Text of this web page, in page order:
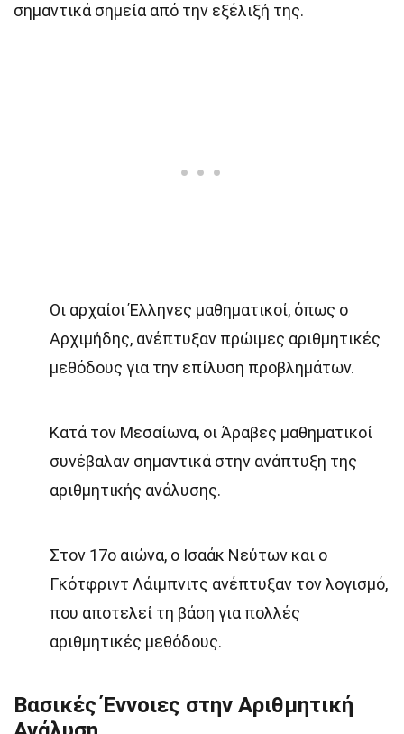
σημαντικά σημεία από την εξέλιξή της.
Οι αρχαίοι Έλληνες μαθηματικοί, όπως ο
Αρχιμήδης, ανέπτυξαν πρώιμες αριθμητικές
μεθόδους για την επίλυση προβλημάτων.
Κατά τον Μεσαίωνα, οι Άραβες μαθηματικοί
συνέβαλαν σημαντικά στην ανάπτυξη της
αριθμητικής ανάλυσης.
Στον 17ο αιώνα, ο Ισαάκ Νεύτων και ο
Γκότφριντ Λάιμπνιτς ανέπτυξαν τον λογισμό,
που αποτελεί τη βάση για πολλές
αριθμητικές μεθόδους.
Βασικές Έννοιες στην Αριθμητική